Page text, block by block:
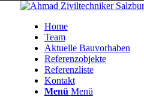
Home
Team
Aktuelle Bauvorhaben
Referenzobjekte
Referenzliste
Kontakt
Menü Menü